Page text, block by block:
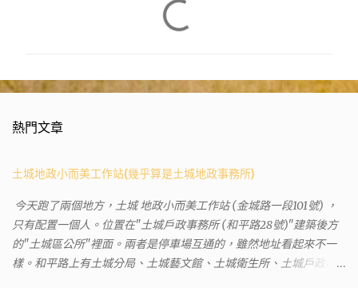
熱門文章
土城地政小而美工作站(幾乎算是土城地政事務所)
今天跑了兩個地方，土城 地政小而美工作站 (金城路一段101號) ，
只有配置一個人。位置在"土城戶政事務所 (和平路28號)"建築後方
的"土城區公所"裡面。兩者是停車場互通的，雖然地址看起來不一
樣。和平路上有土城分局、土城藝文館、土城衛生所、土城戶政事